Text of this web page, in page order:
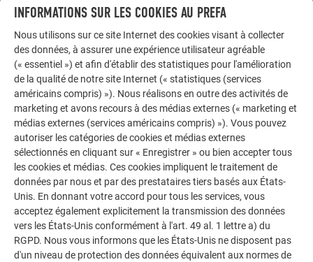
INFORMATIONS SUR LES COOKIES AU PREFA
Nous utilisons sur ce site Internet des cookies visant à collecter
des données, à assurer une expérience utilisateur agréable
(« essentiel ») et afin d'établir des statistiques pour l'amélioration
de la qualité de notre site Internet (« statistiques (services
américains compris) »). Nous réalisons en outre des activités de
marketing et avons recours à des médias externes (« marketing et
médias externes (services américains compris) »). Vous pouvez
autoriser les catégories de cookies et médias externes
sélectionnés en cliquant sur « Enregistrer » ou bien accepter tous
les cookies et médias. Ces cookies impliquent le traitement de
données par nous et par des prestataires tiers basés aux États-
Unis. En donnant votre accord pour tous les services, vous
acceptez également explicitement la transmission des données
vers les États-Unis conformément à l'art. 49 al. 1 lettre a) du
RGPD. Nous vous informons que les États-Unis ne disposent pas
d'un niveau de protection des données équivalent aux normes de